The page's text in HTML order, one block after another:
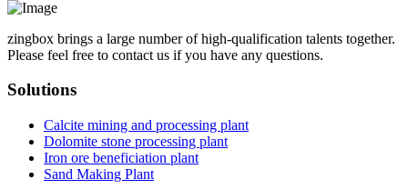
zingbox brings a large number of high-qualification talents together.
Please feel free to contact us if you have any questions.
Solutions
Calcite mining and processing plant
Dolomite stone processing plant
Iron ore beneficiation plant
Sand Making Plant